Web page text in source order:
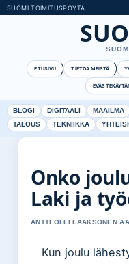
SUOMI TOIMITUSPOYTA
ETUSIVU TIETOA MEISTÄ
BLOGI DIGITAALI MAAILMA
TALOUS
TEKNIIKKA
Onko
Laki ja
ANTTI OLLI LAAKSONEN
Kun joulu